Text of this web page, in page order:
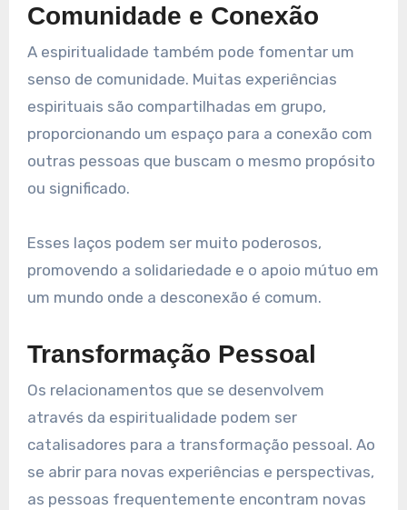
Comunidade e Conexão
A espiritualidade também pode fomentar um
senso de comunidade. Muitas experiências
espirituais são compartilhadas em grupo,
proporcionando um espaço para a conexão com
outras pessoas que buscam o mesmo propósito
ou significado.
Esses laços podem ser muito poderosos,
promovendo a solidariedade e o apoio mútuo em
um mundo onde a desconexão é comum.
Transformação Pessoal
Os relacionamentos que se desenvolvem
através da espiritualidade podem ser
catalisadores para a transformação pessoal. Ao
se abrir para novas experiências e perspectivas,
as pessoas frequentemente encontram novas